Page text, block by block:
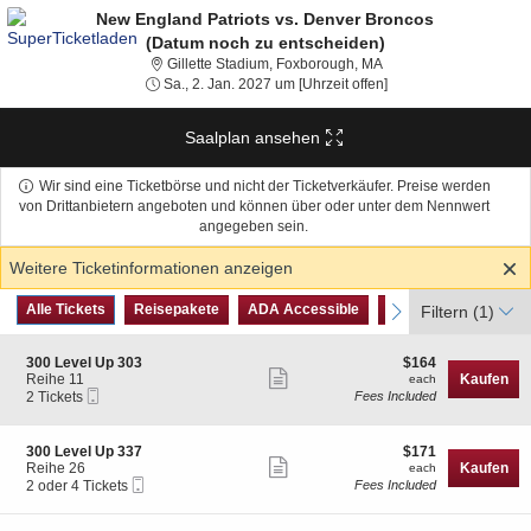
New England Patriots vs. Denver Broncos
(Datum noch zu entscheiden)
Gillette Stadium, Foxborough, MAGillette Stadium,
Sa., 2. Jan. 2027 um [Uhrzeit offen]Sa., 2. Jan. 2027 um
Saalplan ansehen
Wir sind eine Ticketbörse und nicht der Ticketverkäufer. Preise werden
von Drittanbietern angeboten und können über oder unter dem Nennwert
angegeben sein.
Weitere Ticketinformationen anzeigen
Art
des
previous
Alle Tickets
Alle Tickets Reisepakete
Reisepakete ADA Accessible
ADA Accessible Parkingpass
Parkingpass
next
Filtern (1)
S
e
c
i
o
n
3
0
0
300 Level Up 303
Reihe 11
2
available
2 Tickets
Ticketinformationen
anzeigen
$164
each
$164
each
Fees Included
Kaufen
S
e
c
i
300 Level Up 337
Reihe 26
2
4
2 oder 4 Tickets
Ticketinformationen
anzeigen
$171
each
$171
each
Fees Included
Kaufen